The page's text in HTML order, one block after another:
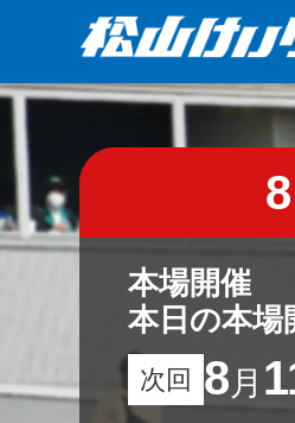
8
本場開催
本日の本場
次回 8月